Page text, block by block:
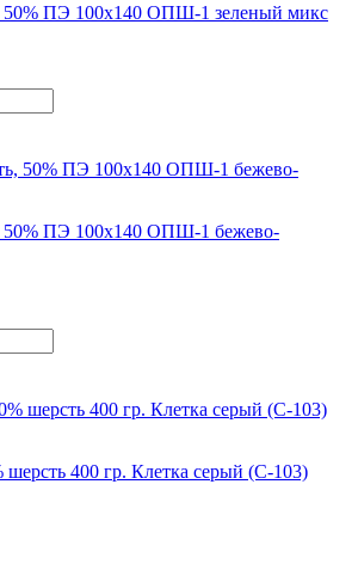
50% ПЭ 100х140 ОПШ-1 зеленый микс
50% ПЭ 100х140 ОПШ-1 бежево-
шерсть 400 гр. Клетка серый (С-103)